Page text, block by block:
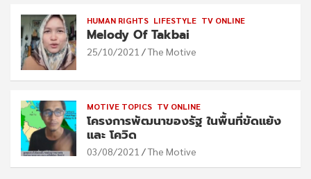
HUMAN RIGHTS LIFESTYLE TV ONLINE
Melody Of Takbai
25/10/2021 The Motive
MOTIVE TOPICS TV ONLINE
โครงการพัฒนาของรัฐ ในพื้นที่ขัดแย้ง
และ โควิด
03/08/2021 The Motive